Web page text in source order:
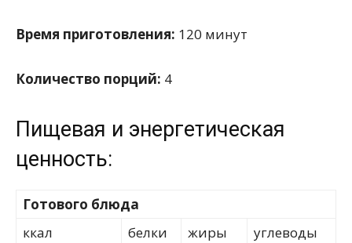
Время приготовления: 120 минут
Количество порций: 4
Пищевая и энергетическая
ценность:
Готового блюда
ккал
белки
жиры
углеводы